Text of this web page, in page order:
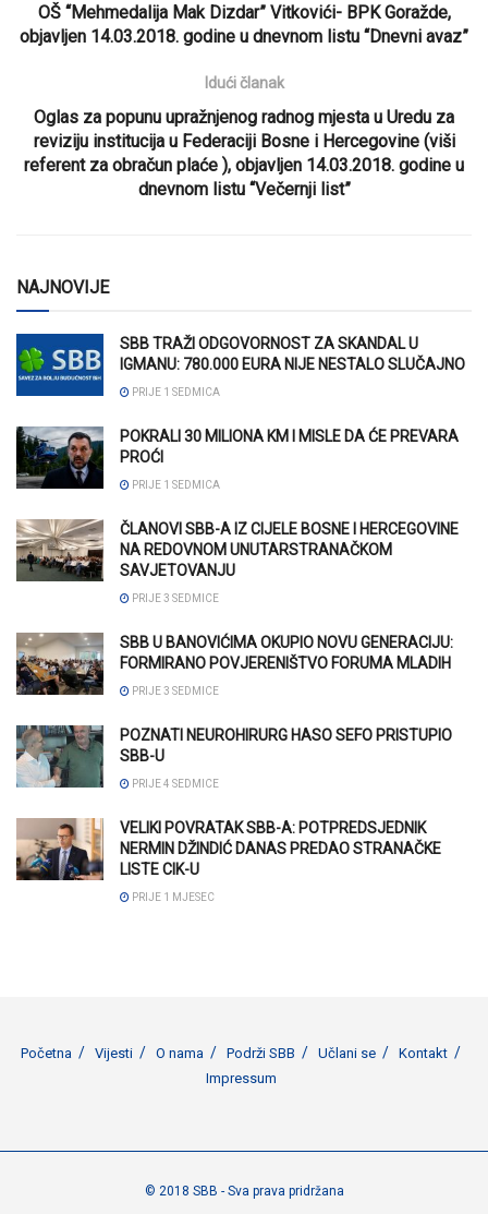
OŠ “Mehmedalija Mak Dizdar” Vitkovići- BPK Goražde,
objavljen 14.03.2018. godine u dnevnom listu “Dnevni avaz”
Idući članak
Oglas za popunu upražnjenog radnog mjesta u Uredu za
reviziju institucija u Federaciji Bosne i Hercegovine (viši
referent za obračun plaće ), objavljen 14.03.2018. godine u
dnevnom listu “Večernji list”
NAJNOVIJE
SBB TRAŽI ODGOVORNOST ZA SKANDAL U
IGMANU: 780.000 EURA NIJE NESTALO SLUČAJNO
PRIJE 1 SEDMICA
POKRALI 30 MILIONA KM I MISLE DA ĆE PREVARA
PROĆI
PRIJE 1 SEDMICA
ČLANOVI SBB-A IZ CIJELE BOSNE I HERCEGOVINE
NA REDOVNOM UNUTARSTRANAČKOM
SAVJETOVANJU
PRIJE 3 SEDMICE
SBB U BANOVIĆIMA OKUPIO NOVU GENERACIJU:
FORMIRANO POVJERENIŠTVO FORUMA MLADIH
PRIJE 3 SEDMICE
POZNATI NEUROHIRURG HASO SEFO PRISTUPIO
SBB-U
PRIJE 4 SEDMICE
VELIKI POVRATAK SBB-A: POTPREDSJEDNIK
NERMIN DŽINDIĆ DANAS PREDAO STRANAČKE
LISTE CIK-U
PRIJE 1 MJESEC
Početna Vijesti O nama Podrži SBB Učlani se
Kontakt
Impressum
© 2018 SBB - Sva prava pridržana